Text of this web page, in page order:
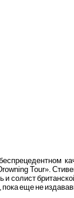
Tour».
и солист
еще не